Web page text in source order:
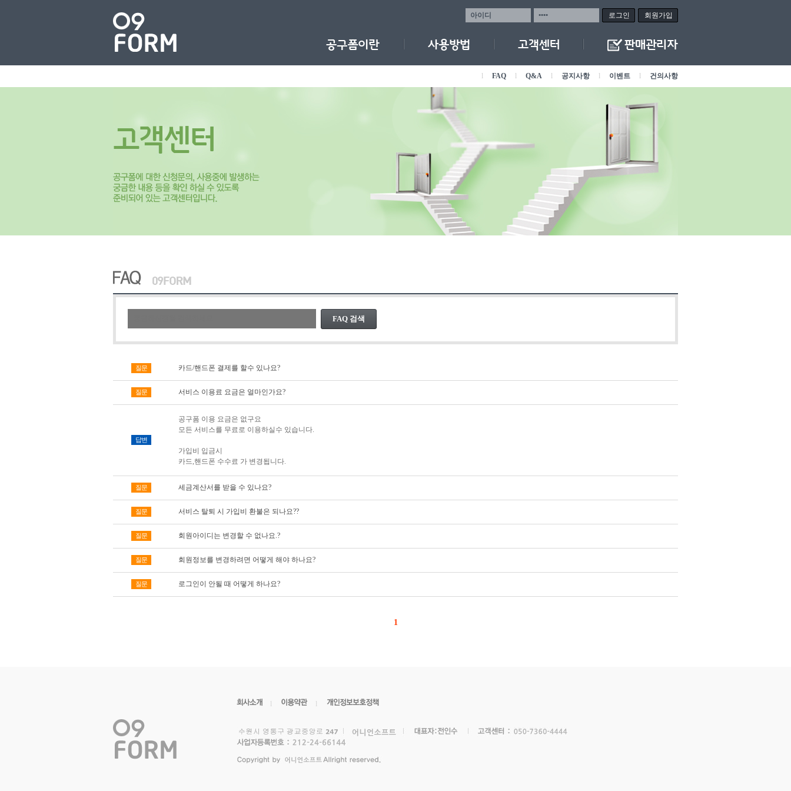
회원가입
FAQ Q&A 공지사항 이벤트 건의사항
FAQ 검색
질문 카드/핸드폰 결제를 할수 있나요?
질문 서비스 이용료 요금은 얼마인가요?
답변
공구폼 이용 요금은 없구요
모든 서비스를 무료로 이용하실수 있습니다.
가입비 입금시
카드,핸드폰 수수료 가 변경됩니다.
질문 세금계산서를 받을 수 있나요?
질문 서비스 탈퇴 시 가입비 환불은 되나요??
질문 회원아이디는 변경할 수 없나요.?
질문 회원정보를 변경하려면 어떻게 해야 하나요?
질문 로그인이 안될 때 어떻게 하나요?
1